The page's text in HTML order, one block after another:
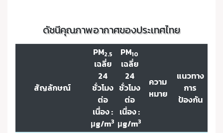
ดัชนีคุณภาพอากาศของประเทศไทย
สัญลักษณ์
PM2.5
เฉลี่ย
24
ชั่วโมง
ต่อ
เนื่อง :
μg/m3
PM10
เฉลี่ย
24
ชั่วโมง
ต่อ
เนื่อง :
μg/m3
ความ
หมาย
แนวทาง
การ
ป้องกัน